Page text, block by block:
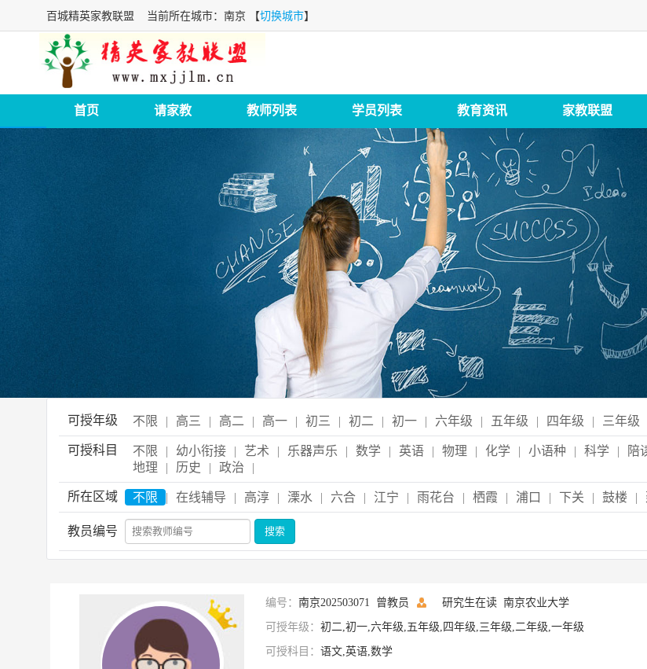
百城精英家教联盟 当前所在城市：南京 【切换城市】
首页 请家教 教师列表 学员列表 教育资讯 家教联盟
可授年级 不限 | 高三 | 高二 | 高一 | 初三 | 初二 | 初一 | 六年级 | 五年级 | 四年级 | 三年级
可授科目 不限 | 幼小衔接 | 艺术 | 乐器声乐 | 数学 | 英语 | 物理 | 化学 | 小语种 | 科学 | 陪
地理
| 历史 | 政治 |
所在区域 不限 | 在线辅导 | 高淳 | 溧水 | 六合 | 江宁 | 雨花台 | 栖霞 | 浦口 | 下关 | 鼓楼 |
教员编号
编号： 南京202503071 曾教员 研究生在读 南京农业大学
可授年级： 初二,初一,六年级,五年级,四年级,三年级,二年级,一年级
可授科目： 语文,英语,数学